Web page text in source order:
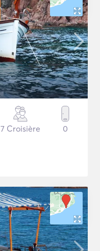
7 Croisière 0